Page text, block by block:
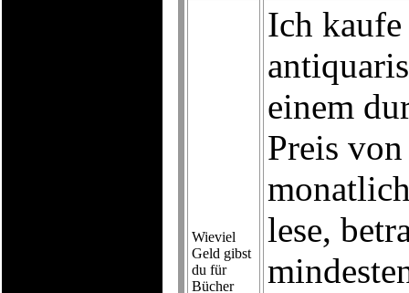
Wieviel
Geld gibst
du für
Bücher
Ich
einem
Preis
lese,